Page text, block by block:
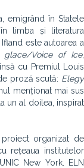
emigrând în Statele
limba și literatura
este autoarea a
glace/Voice of Ice,
cu Premiul Louis
proză scută: Elegy
menționat mai sus
un al doilea, inspirat
organizat de
rețeaua institutelor
New York. ELN